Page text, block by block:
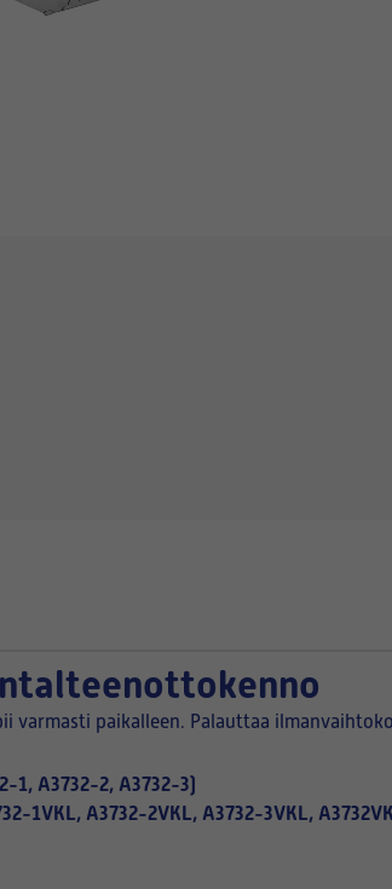
varmasti paikalleen. Palauttaa
1, A3732-2, A3732-3)
1VKL, A3732-2VKL, A3732-3VKL,